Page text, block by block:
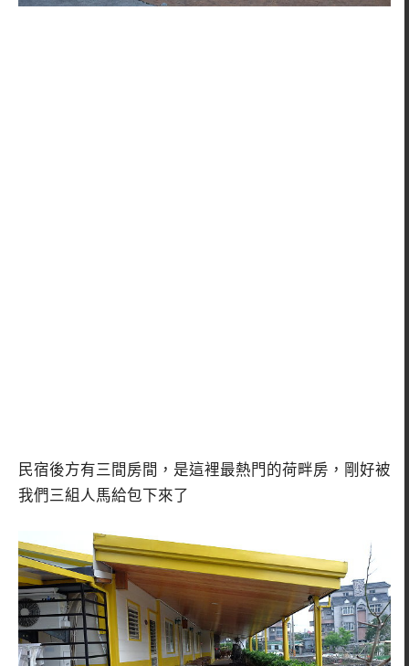
民宿後方有三間房間，是這裡最熱門的荷畔房，剛好被
我們三組人馬給包下來了